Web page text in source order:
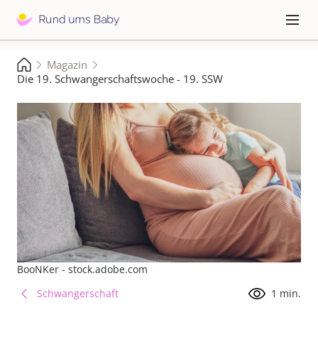
zum
≡
Pfadnavigation
StartseiteMagazin
Die 19. Schwangerschaftswoche - 19. SSW
BooNKer - stock.adobe.com
Schwangerschaft
1 min.